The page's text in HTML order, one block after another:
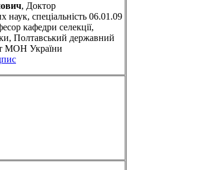
, Доктор
наук, спеціальність 06.01.09
кафедри селекції,
Полтавський державний
МОН України